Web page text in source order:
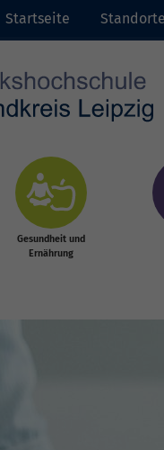
Startseite Standorte
Gesundheit und
Ernährung